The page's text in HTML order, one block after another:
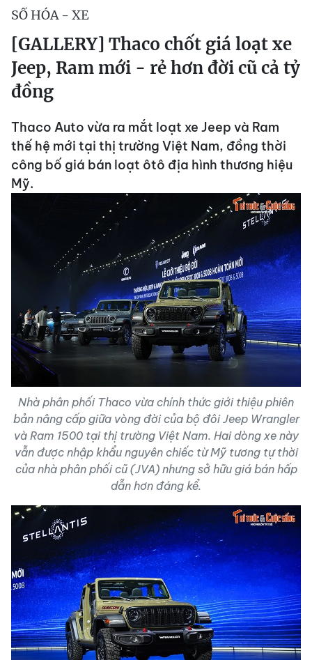
SỐ HÓA - XE
[GALLERY] Thaco chốt giá loạt xe
Jeep, Ram mới - rẻ hơn đời cũ cả tỷ
đồng
Thaco Auto vừa ra mắt loạt xe Jeep và Ram
thế hệ mới tại thị trường Việt Nam, đồng thời
công bố giá bán loạt ôtô địa hình thương hiệu
Mỹ.
Nhà phân phối Thaco vừa chính thức giới thiệu phiên
bản nâng cấp giữa vòng đời của bộ đôi Jeep Wrangler
và Ram 1500 tại thị trường Việt Nam. Hai dòng xe này
vẫn được nhập khẩu nguyên chiếc từ Mỹ tương tự thời
của nhà phân phối cũ (JVA) nhưng sở hữu giá bán hấp
dẫn hơn đáng kể.